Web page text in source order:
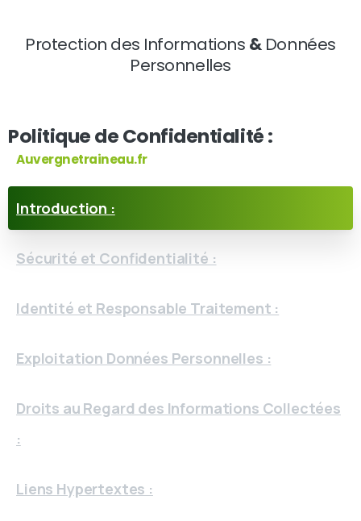
Protection des Informations &Données
Personnelles
Politique de Confidentialité :
Auvergnetraineau.fr
Introduction :
Sécurité et Confidentialité :
Identité et Responsable Traitement :
Exploitation Données Personnelles :
Droits au Regard des Informations Collectées
:
Liens Hypertextes :